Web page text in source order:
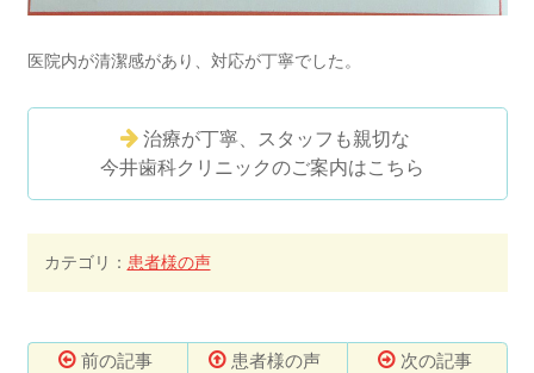
医院内が清潔感があり、対応が丁寧でした。
治療が丁寧、スタッフも親切な
今井歯科クリニックのご案内はこちら
カテゴリ： 患者様の声
前の記事
患者様の声
次の記事